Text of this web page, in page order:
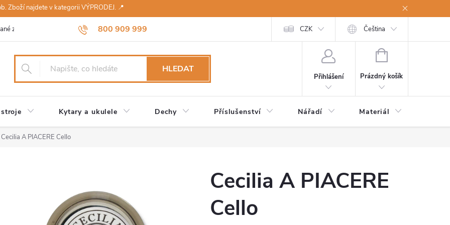
Zboží najdete v kategorii VÝPRODEJ. 📍
800 909 999
značky Návody a údržba Reklamace Odstoupení od kupní smlouvy
CZK Čeština
HLEDAT
Přihlášení
NÁKUPNÍ
Prázdný košík
Kytary a ukulele Dechy Příslušenství Nářadí Materiál
Cecilia A PIACERE Cello
Cecilia A PIACERE
Cello